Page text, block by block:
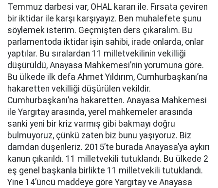
Temmuz darbesi var, OHAL kararı ile. Fırsata çeviren
bir iktidar ile karşı karşıyayız. Ben muhalefete şunu
söylemek isterim. Geçmişten ders çıkaralım. Bu
parlamentoda iktidar işin sahibi, irade onlarda, onlar
yaptılar. Bu sıralardan 11 milletvekilinin vekilliği
düşürüldü, Anayasa Mahkemesi’nin yorumuna göre.
Bu ülkede ilk defa Ahmet Yıldırım, Cumhurbaşkanı’na
hakaretten vekilliği düşürülen vekildir.
Cumhurbaşkanı’na hakaretten. Anayasa Mahkemesi
ile Yargıtay arasında, yerel mahkemeler arasında
sanki yeni bir kriz varmış gibi bakmayı doğru
bulmuyoruz, çünkü zaten biz bunu yaşıyoruz. Biz
damdan düşenleriz. 2015’te burada Anayasa’ya aykırı
kanun çıkarıldı. 11 milletvekili tutuklandı. Bu ülkede 2
eş genel başkanla birlikte 11 milletvekili tutuklandı.
Yine 14’üncü maddeye göre Yargıtay ve Anayasa